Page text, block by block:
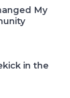
My
in the